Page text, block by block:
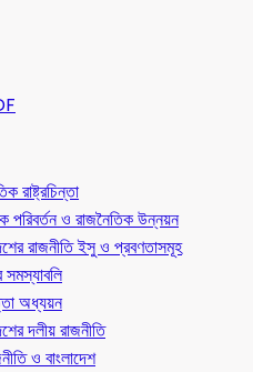
রাষ্ট্রচিন্তা
পরিবর্তন ও রাজনৈতিক উন্নয়ন
রাজনীতি ইসু ও প্রবণতাসমূহ
সমস্যাবলি
অধ্যয়ন
দলীয় রাজনীতি
ও বাংলাদেশ